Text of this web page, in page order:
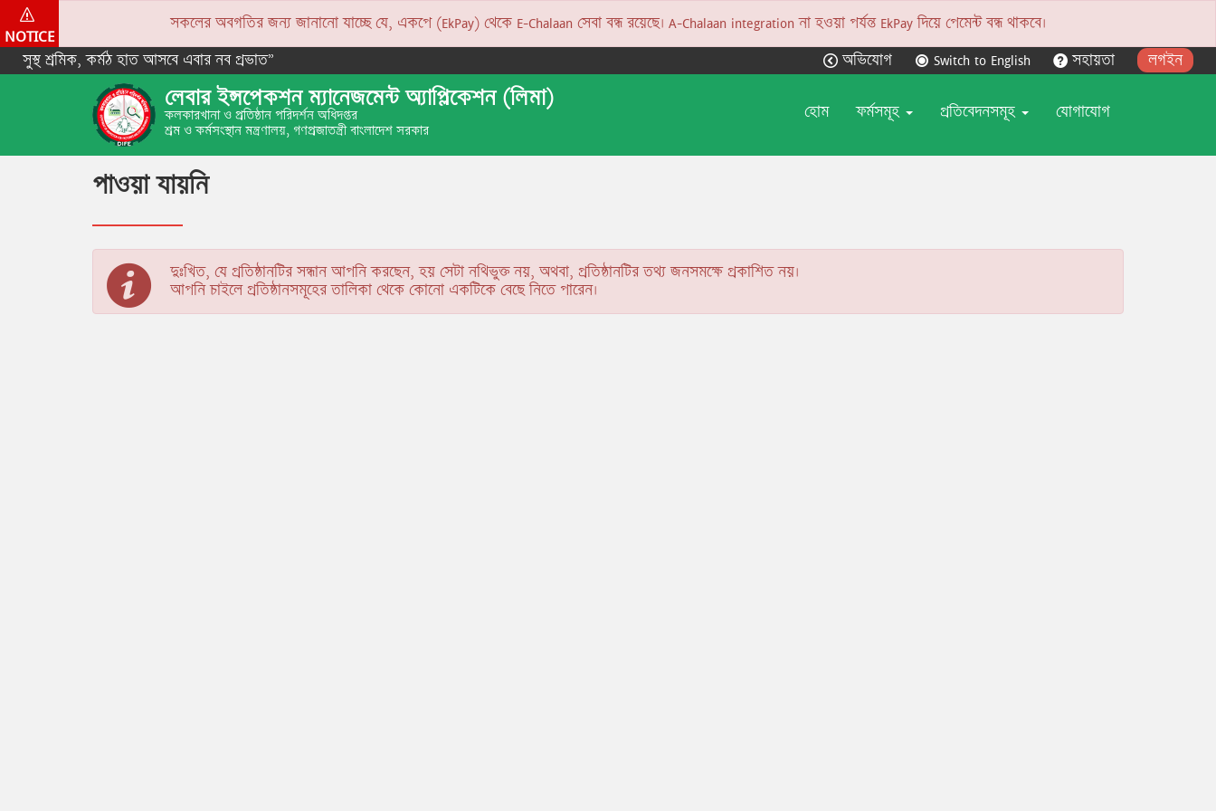
NOTICE
সকলের অবগতির জন্য জানানো যাচ্ছে যে, একপে (EkPay) থেকে E-Chalaan সেবা বন্ধ রয়েছে। A-Chalaan integration না হওয়া পর্যন্ত EkPay দিয়ে পেমেন্ট বন্ধ থাকবে।
সুস্থ শ্রমিক, কর্মঠ হাত আসবে এবার নব প্রভাত”
অভিযোগ Switch to English সহায়তা লগইন
লেবার ইন্সপেকশন ম্যানেজমেন্ট অ্যাপ্লিকেশন (লিমা)
কলকারখানা ও প্রতিষ্ঠান পরিদর্শন অধিদপ্তর
শ্রম ও কর্মসংস্থান মন্ত্রণালয়, গণপ্রজাতন্ত্রী বাংলাদেশ সরকার
হোম ফর্মসমূহ প্রতিবেদনসমূহ যোগাযোগ
পাওয়া যায়নি
দুঃখিত, যে প্রতিষ্ঠানটির সন্ধান আপনি করছেন, হয় সেটা নথিভুক্ত নয়, অথবা, প্রতিষ্ঠানটির তথ্য জনসমক্ষে প্রকাশিত নয়।
আপনি চাইলে প্রতিষ্ঠানসমূহের তালিকা থেকে কোনো একটিকে বেছে নিতে পারেন।